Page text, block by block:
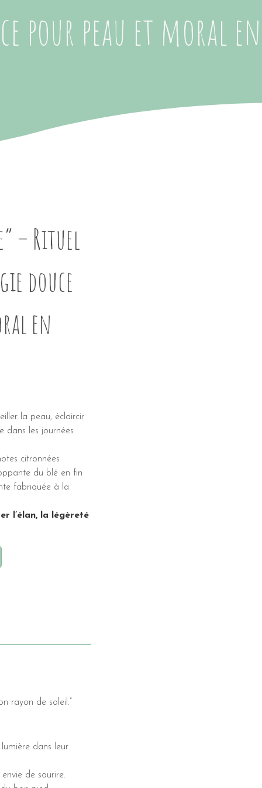
pour peau et moral en
– Rituel
douce
en
la peau, éclaircir
dans les journées
citronnées
du blé en fin
fabriquée à la
l’élan, la légèreté
rayon de soleil.”
dans leur
de sourire.